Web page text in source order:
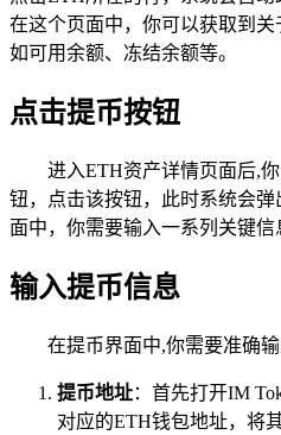
在这个页面中，你可以获取到关
如可用余额、冻结余额等。
点击提币按钮
进入ETH资产详情页面后,
钮，点击该按钮，此时系统会
面中，你需要输入一系列关键信
输入提币信息
在提币界面中,你需要准确输
提币地址：首先打开IM
对应的ETH钱包地址，将